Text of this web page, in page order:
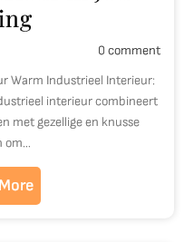
0 comment
Warm Industrieel Interieur:
interieur combineert
met gezellige en knusse
om…